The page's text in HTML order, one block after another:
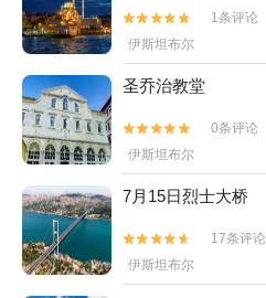


1条评论
伊斯坦布尔
圣乔治教堂


0条评论
伊斯坦布尔
7月15日烈士大桥


17条评论
伊斯坦布尔